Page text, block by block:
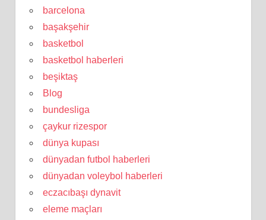
barcelona
başakşehir
basketbol
basketbol haberleri
beşiktaş
Blog
bundesliga
çaykur rizespor
dünya kupası
dünyadan futbol haberleri
dünyadan voleybol haberleri
eczacıbaşı dynavit
eleme maçları